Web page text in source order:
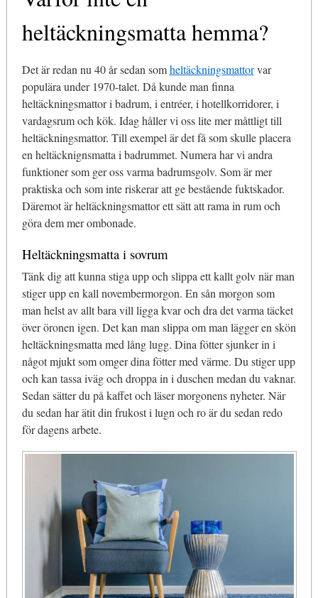
heltäckningsmatta hemma?
Det är redan nu 40 år sedan somheltäckningsmattorvar
populära under 1970-talet. Då kunde man finna
heltäckningsmattor i badrum, i entréer, i hotellkorridorer, i
vardagsrum och kök. Idag håller vi oss lite mer måttligt till
heltäckningsmattor. Till exempel är det få som skulle placera
en heltäcknignsmatta i badrummet. Numera har vi andra
funktioner som ger oss varma badrumsgolv. Som är mer
praktiska och som inte riskerar att ge bestående fuktskador.
Däremot är heltäckningsmattor ett sätt att rama in rum och
göra dem mer ombonade.
Heltäckningsmatta i sovrum
Tänk dig att kunna stiga upp och slippa ett kallt golv när man
stiger upp en kall novembermorgon. En sån morgon som
man helst av allt bara vill ligga kvar och dra det varma täcket
över öronen igen. Det kan man slippa om man lägger en skön
heltäckningsmatta med lång lugg. Dina fötter sjunker in i
något mjukt som omger dina fötter med värme. Du stiger upp
och kan tassa iväg och droppa in i duschen medan du vaknar.
Sedan sätter du på kaffet och läser morgonens nyheter. När
du sedan har ätit din frukost i lugn och ro är du sedan redo
för dagens arbete.